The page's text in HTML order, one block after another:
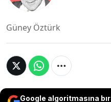
Güney Öztürk
Google algoritmasına